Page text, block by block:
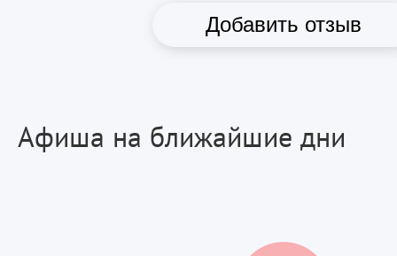
Добавить отзыв
Афиша на ближайшие дни